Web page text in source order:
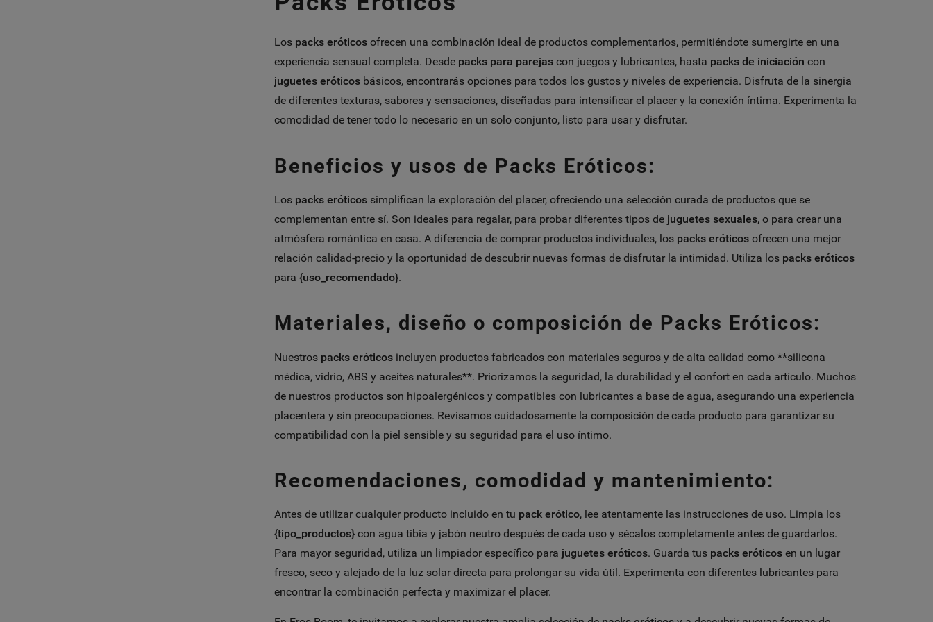
Los packs eróticosofrecen una combinación ideal de productos complementarios, permitiéndote sumergirte en una
experiencia sensual completa. Desde packs para parejascon juegos y lubricantes, hasta packs de iniciación con
juguetes eróticosbásicos, encontrarás opciones para todos los gustos y niveles de experiencia. Disfruta de la sinergia
de diferentes texturas, sabores y sensaciones, diseñadas para intensificar el placer y la conexión íntima. Experimenta la
comodidad de tener todo lo necesario en un solo conjunto, listo para usar y disfrutar.
Beneficios y usos de Packs Eróticos:
Los packs eróticossimplifican la exploración del placer, ofreciendo una selección curada de productos que se
complementan entre sí. Son ideales para regalar, para probar diferentes tipos de juguetes sexuales, o para crear una
atmósfera romántica en casa. A diferencia de comprar productos individuales, los packs eróticosofrecen una mejor
relación calidad-precio y la oportunidad de descubrir nuevas formas de disfrutar la intimidad. Utiliza los packs eróticos
para {uso_recomendado}.
Materiales, diseño o composición de Packs Eróticos:
Nuestros packs eróticosincluyen productos fabricados con materiales seguros y de alta calidad como **silicona
médica, vidrio, ABS y aceites naturales**. Priorizamos la seguridad, la durabilidad y el confort en cada artículo. Muchos
de nuestros productos son hipoalergénicos y compatibles con lubricantes a base de agua, asegurando una experiencia
placentera y sin preocupaciones. Revisamos cuidadosamente la composición de cada producto para garantizar su
compatibilidad con la piel sensible y su seguridad para el uso íntimo.
Recomendaciones, comodidad y mantenimiento:
Antes de utilizar cualquier producto incluido en tu pack erótico, lee atentamente las instrucciones de uso. Limpia los
{tipo_productos}con agua tibia y jabón neutro después de cada uso y sécalos completamente antes de guardarlos.
Para mayor seguridad, utiliza un limpiador específico para juguetes eróticos. Guarda tus packs eróticosen un lugar
fresco, seco y alejado de la luz solar directa para prolongar su vida útil. Experimenta con diferentes lubricantes para
encontrar la combinación perfecta y maximizar el placer.